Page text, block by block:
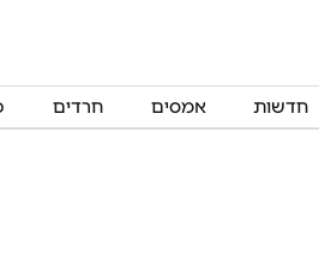
חדשות אמסים חרדים